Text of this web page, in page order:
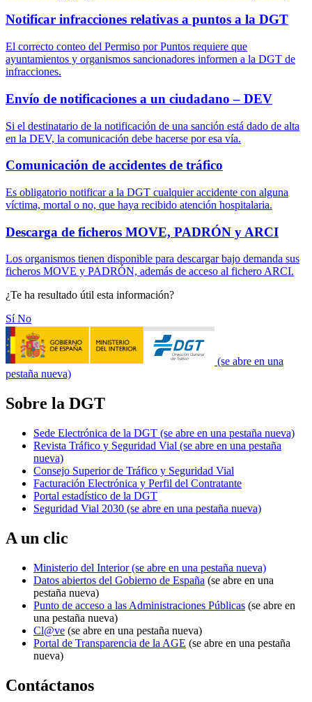
Notificar infracciones relativas a puntos a la DGT
El correcto conteo del Permiso por Puntos requiere que
ayuntamientos y organismos sancionadores informen a la DGT de
infracciones.
Envío de notificaciones a un ciudadano – DEV
Si el destinatario de la notificación de una sanción está dado de alta
en la DEV, la comunicación debe hacerse por esa vía.
Comunicación de accidentes de tráfico
Es obligatorio notificar a la DGT cualquier accidente con alguna
víctima, mortal o no, que haya recibido atención hospitalaria.
Descarga de ficheros MOVE, PADRÓN y ARCI
Los organismos tienen disponible para descargar bajo demanda sus
ficheros MOVE y PADRÓN, además de acceso al fichero ARCI.
¿Te ha resultado útil esta información?
Sí No
(se abre en una
pestaña nueva)
Sobre la DGT
Sede Electrónica de la DGT (se abre en una pestaña nueva)
Revista Tráfico y Seguridad Vial (se abre en una pestaña
nueva)
Consejo Superior de Tráfico y Seguridad Vial
Facturación Electrónica y Perfil del Contratante
Portal estadístico de la DGT
Seguridad Vial 2030 (se abre en una pestaña nueva)
A un clic
Ministerio del Interior(se abre en una pestaña nueva)
Datos abiertos del Gobierno de España (se abre en una
pestaña nueva)
Punto de acceso a las Administraciones Públicas (se abre en
una pestaña nueva)
Cl@ve (se abre en una pestaña nueva)
Portal de Transparencia de la AGE (se abre en una pestaña
nueva)
Contáctanos